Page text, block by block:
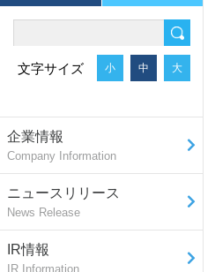
文字サイズ 小 中 大
企業情報
Company Information
ニュースリリース
News Release
IR情報
IR Information